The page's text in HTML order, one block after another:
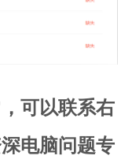
可以联系右
电脑问题专